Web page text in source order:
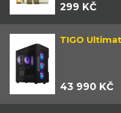
299 KČ
TIGO
43 990 KČ